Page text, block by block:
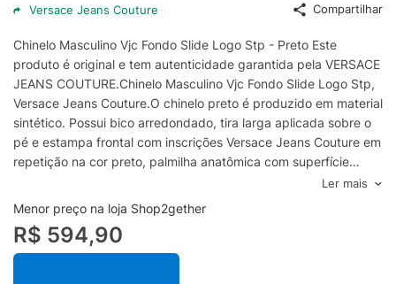
Versace Jeans Couture Compartilhar
Chinelo Masculino Vjc Fondo Slide Logo Stp - Preto Este
produto é original e tem autenticidade garantida pela VERSACE
JEANS COUTURE.Chinelo Masculino Vjc Fondo Slide Logo Stp,
Versace Jeans Couture.O chinelo preto é produzido em material
sintético. Possui bico arredondado, tira larga aplicada sobre o
pé e estampa frontal com inscrições Versace Jeans Couture em
repetição na cor preto, palmilha anatômica com superfície
texturizada e nome da marca aplicado, além de solado
emborrachado com base reta.- Produzido em material
sintético-Tira larga com estampa frontal em lettering na cor
preto- Inscrições da marca em repetição- Bico arredondado-
Palmilha anatômica com nome da marca aplicado- Solado
Ler mais
Menor preço na loja Shop2gether
R$ 594,90